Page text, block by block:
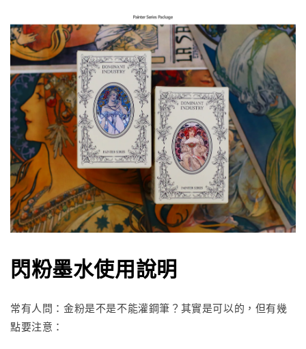
閃粉墨水使用說明
常有人問：金粉是不是不能灌鋼筆？其實是可以的，但有幾
點要注意：